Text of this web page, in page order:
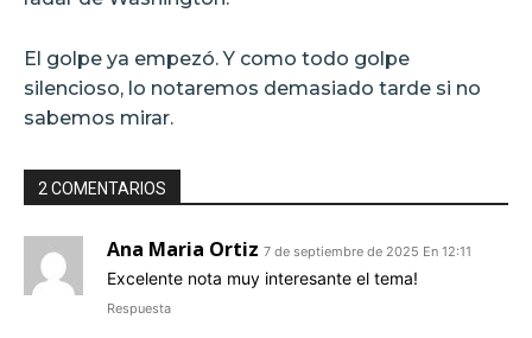
El golpe ya empezó. Y como todo golpe
silencioso, lo notaremos demasiado tarde si no
sabemos mirar.
2 COMENTARIOS
Ana Maria Ortiz 7 de septiembre de 2025 En 12:11
Excelente nota muy interesante el tema!
Respuesta